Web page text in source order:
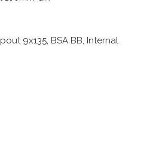
9x135, BSA BB, Internal